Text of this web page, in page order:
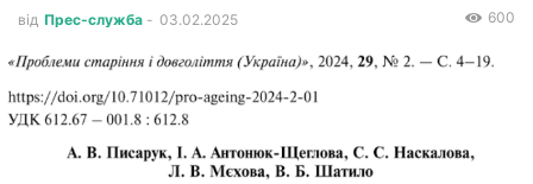
від Прес-служба - 03.02.2025 600